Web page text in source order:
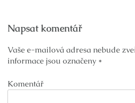
pro
příspěvek
Napsat komentář
Vaše e-mailová adresa nebude
informace jsou označeny *
Komentář